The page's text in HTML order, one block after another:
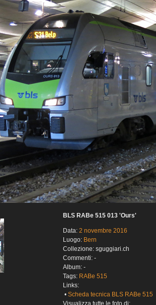
BLS RABe 515 013 'Ours'
Data: 2 novembre 2016
Luogo: Bern
Collezione: sguggiari.ch
Commenti: -
Album: -
Tags: RABe 515
Links:
• Scheda tecnica BLS RABe 515